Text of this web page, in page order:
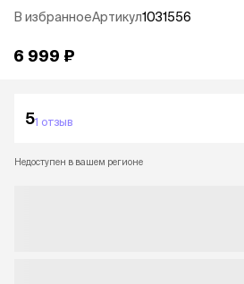
В избранноеАртикул1031556
6 999 ₽
51 отзыв
Недоступен в вашем регионе